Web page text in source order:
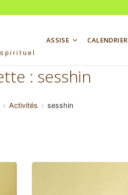
ASSISE CALENDRIER
: sesshin
Activités sesshin